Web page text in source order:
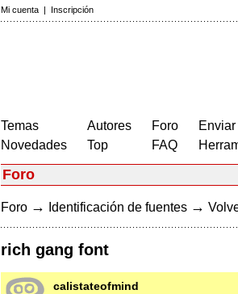
Mi cuenta | Inscripción
Temas
Novedades
Autores
Top
Foro
FAQ
Foro
Foro → Identificación de fuentes →
rich gang font
calistateofmind